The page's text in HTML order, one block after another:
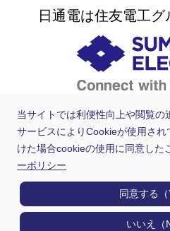
当サイトでは利便性向上や閲覧
サービスによりCookieが使用さ
けた場合cookieの使用に同意した
ーポリシー
いいえ（
同意する（
日通電は住友電工